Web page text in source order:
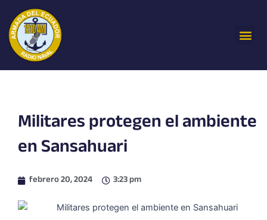
contenido
Militares protegen el ambiente
en Sansahuari
febrero 20, 2024 3:23 pm